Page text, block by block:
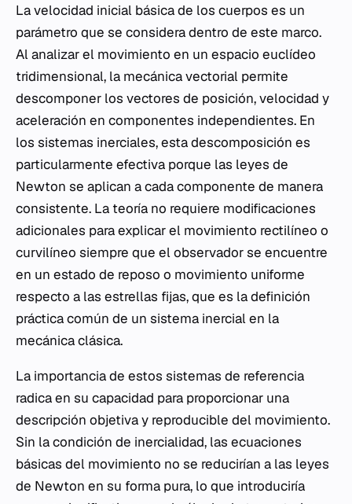
La velocidad inicial básica de los cuerpos es un
parámetro que se considera dentro de este marco.
Al analizar el movimiento en un espacio euclídeo
tridimensional, la mecánica vectorial permite
descomponer los vectores de posición, velocidad y
aceleración en componentes independientes. En
los sistemas inerciales, esta descomposición es
particularmente efectiva porque las leyes de
Newton se aplican a cada componente de manera
consistente. La teoría no requiere modificaciones
adicionales para explicar el movimiento rectilíneo o
curvilíneo siempre que el observador se encuentre
en un estado de reposo o movimiento uniforme
respecto a las estrellas fijas, que es la definición
práctica común de un sistema inercial en la
mecánica clásica.
La importancia de estos sistemas de referencia
radica en su capacidad para proporcionar una
descripción objetiva y reproducible del movimiento.
Sin la condición de inercialidad, las ecuaciones
básicas del movimiento no se reducirían a las leyes
de Newton en su forma pura, lo que introduciría